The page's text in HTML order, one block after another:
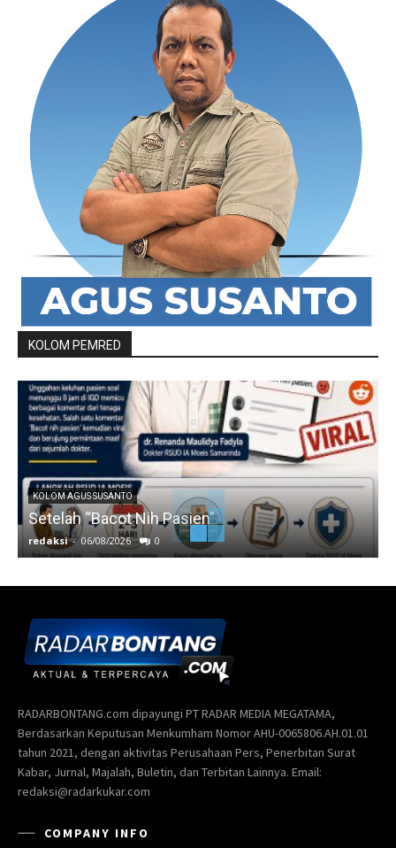
KOLOM PEMRED
KOLOM AGUS SUSANTO
Setelah “Bacot Nih Pasien”
redaksi - 06/08/2026 0
RADARBONTANG.com dipayungi PT RADAR MEDIA MEGATAMA,
Berdasarkan Keputusan Menkumham Nomor AHU-0065806.AH.01.01
tahun 2021, dengan aktivitas Perusahaan Pers, Penerbitan Surat
Kabar, Jurnal, Majalah, Buletin, dan Terbitan Lainnya. Email:
redaksi@radarkukar.com
COMPANY INFO